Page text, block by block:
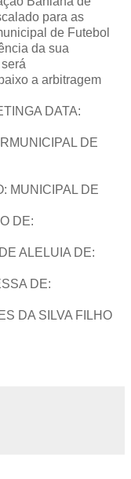
para as
de Futebol
da sua
a arbitragem
DATA:
DE
MUNICIPAL DE
DE:
ALELUIA DE:
DE:
DA SILVA FILHO